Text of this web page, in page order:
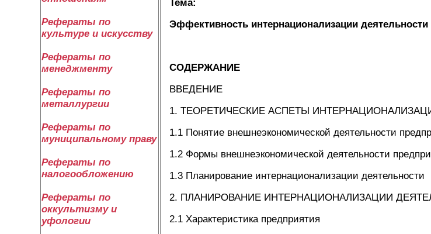
Рефераты по
культуре и искусству
Рефераты по
менеджменту
Рефераты по
металлургии
Рефераты по
муниципальному праву
Рефераты по
налогообложению
Рефераты по
оккультизму и
уфологии
Тема:
Эффективность интернационализации
СОДЕРЖАНИЕ
ВВЕДЕНИЕ
1. ТЕОРЕТИЧЕСКИЕ АСПЕТЫ
1.1 Понятие внешнеэкономической деятельности
1.2 Формы внешнеэкономической деятельности
1.3 Планирование интернационализации деятельности
2. ПЛАНИРОВАНИЕ ИНТЕРНАЦИОНАЛИЗАЦИИ
2.1 Характеристика предприятия